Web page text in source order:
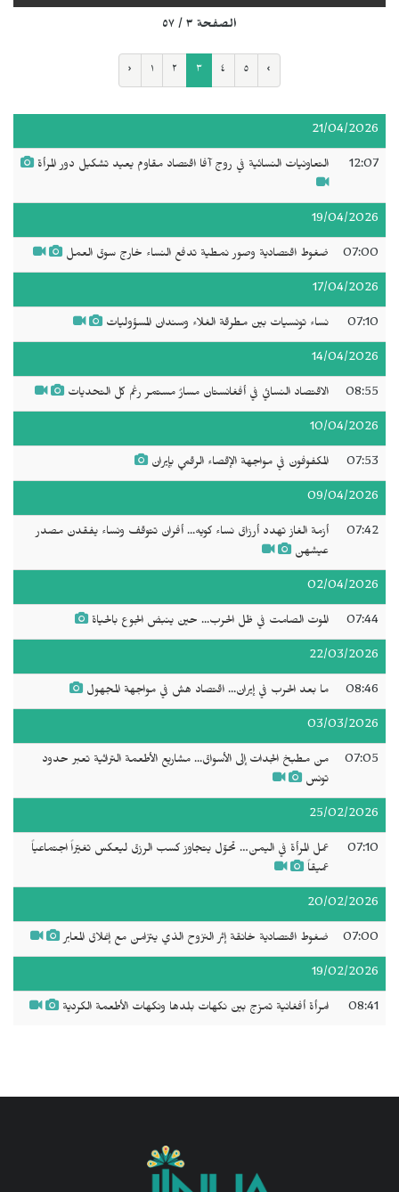
الصفحة ٣ / ٥٧
‹ ١ ٢ ٣ ٤ ٥ ›
21/04/2026
12:07 التعاونيات النسائية في روج آفا اقتصاد مقاوم يعيد تشكيل دور المرأة
19/04/2026
07:00 ضغوط اقتصادية وصور نمطية تدفع النساء خارج سوق العمل
17/04/2026
07:10 نساء تونسيات بين مطرقة الغلاء وسندان المسؤوليات
14/04/2026
08:55 الاقتصاد النسائي في أفغانستان مسارٌ مستمر رغم كل التحديات
10/04/2026
07:53 المكفوفون في مواجهة الإقصاء الرقمي بإيران
09/04/2026
07:42
أزمة الغاز تهدد أرزاق نساء كويه... أفران تتوقف ونساء يفقدن مصدر
عيشهن
02/04/2026
07:44 الموت الصامت في ظل الحرب... حين ينبض الجوع بالحياة
22/03/2026
08:46 ما بعد الحرب في إيران... اقتصاد هش في مواجهة المجهول
03/03/2026
07:05
من مطبخ الجدات إلى الأسواق... مشاريع الأطعمة التراثية تعبر حدود
تونس
25/02/2026
07:10
عمل المرأة في اليمن… تحوّل يتجاوز كسب الرزق ليعكس تغيّراً اجتماعياً
عميقاً
20/02/2026
07:00 ضغوط اقتصادية خانقة إثر النزوح الذي يتزامن مع إغلاق المعابر
19/02/2026
08:41 امرأة أفغانية تمزج بين نكهات بلدها ونكهات الأطعمة الكردية